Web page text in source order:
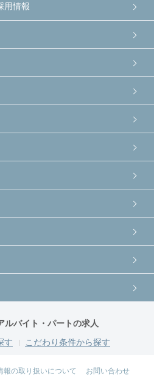
用情報
ルバイト・パートの求人
す
こだわり条件から探す
報の取り扱いについて お問い合わせ